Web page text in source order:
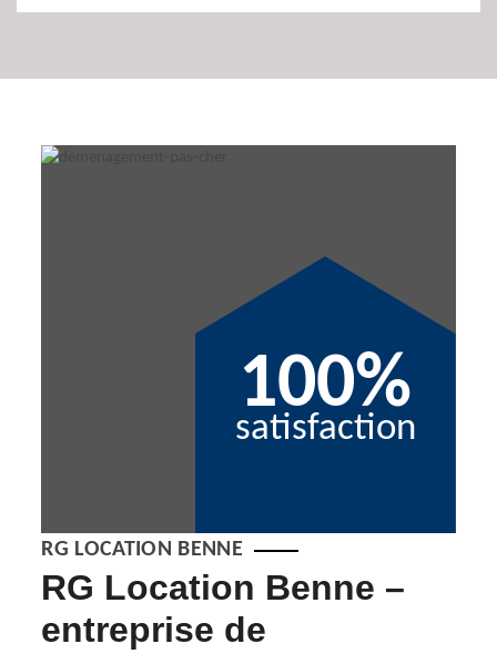
100%
satisfaction
RG LOCATION BENNE
RG Location Benne –
entreprise de